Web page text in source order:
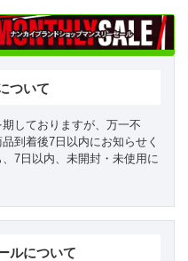
ついて
しておりますが、万一不
到着後7日以内にお知らせく
7日以内、未開封・未使用に
ルについて